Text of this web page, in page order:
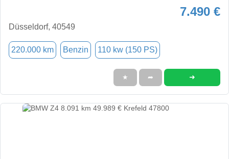
7.490 €
Düsseldorf, 40549
220.000 km Benzin 110 kw (150 PS)
★ ➦ ➜